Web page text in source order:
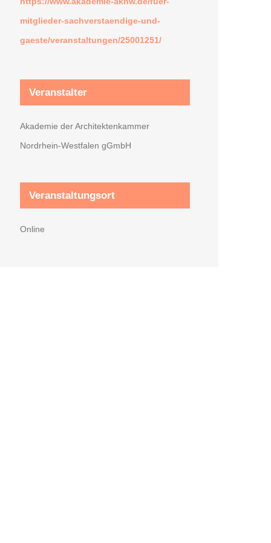
mitglieder-sachverstaendige-und-
gaeste/veranstaltungen/25001251/
Veranstalter
Akademie der Architektenkammer
Nordrhein-Westfalen gGmbH
Veranstaltungsort
Online